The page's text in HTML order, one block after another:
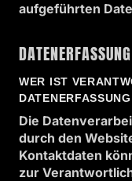
aufgeführten
WER IST
Die
durch den
Kontaktdaten
zur